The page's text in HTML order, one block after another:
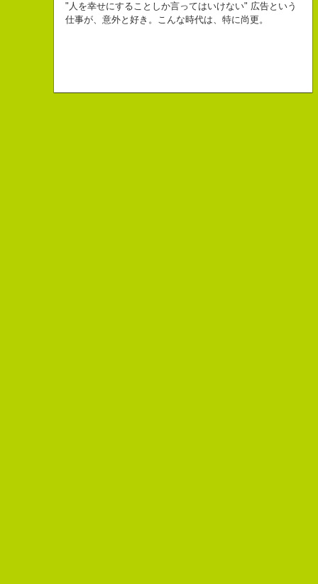
こんちゃっ保持壮太郎っていいます。
皆からは「保持壮太郎ピーナッツ」って呼ばれてるよ。
幸せでとっても怖いですが、きょうもなんとか幸せに
生きられてる私は幸せなのかもしれません。
３６歳
「五島列島はよいところです。
10周年キャンペーン中です。
「きれいな名前ですね」
こう返す。「ええ、名前だけは」
"人を幸せにすることしか言ってはいけない" 広告という
仕事が、意外と好き。こんな時代は、特に尚更。